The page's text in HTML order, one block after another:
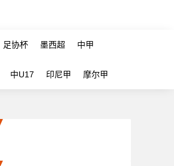
足协杯 墨西超 中甲
中U17 印尼甲 摩尔甲